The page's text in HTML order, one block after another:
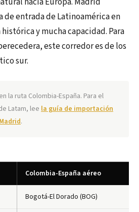
de entrada de Latinoamérica en
y mucha capacidad. Para
este corredor es de los
sur.
la ruta Colombia-España. Para el
Latam, lee la guía de importación
.
Colombia-España aéreo
Bogotá-El Dorado (BOG)